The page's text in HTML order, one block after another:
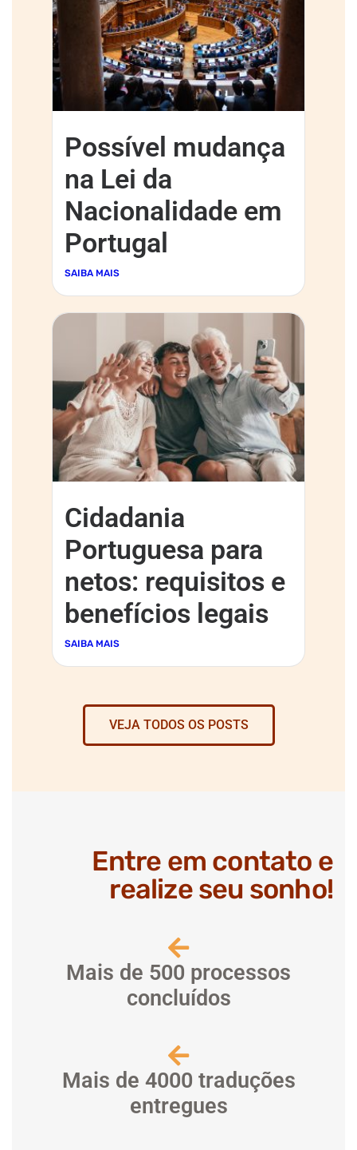
Possível mudança
na Lei da
Nacionalidade em
Portugal
SAIBA MAIS
Cidadania
Portuguesa para
netos: requisitos e
benefícios legais
SAIBA MAIS
VEJA TODOS OS POSTS
Entre em contato e
realize seu sonho!
Mais de 500 processos
concluídos
Mais de 4000 traduções
entregues